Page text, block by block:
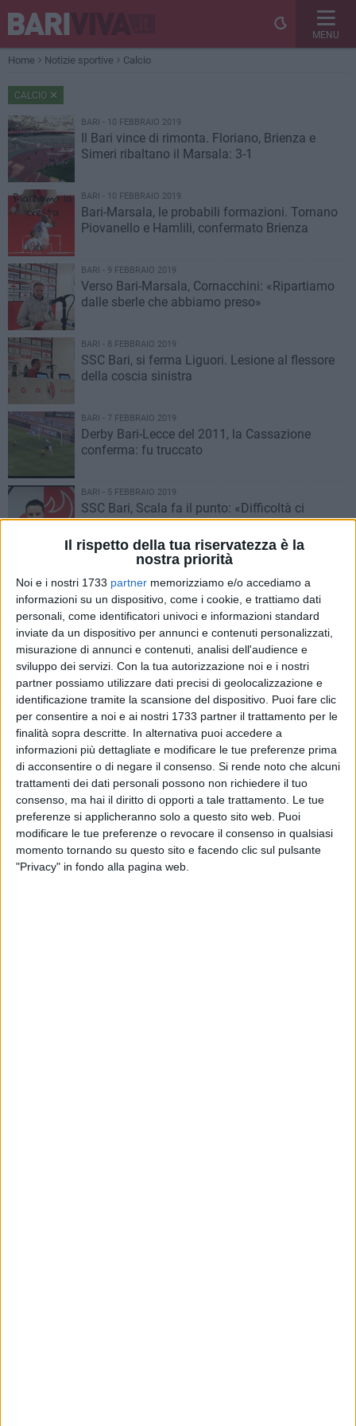
Il rispetto della tua riservatezza è la
nostra priorità
Noi e i nostri 1733 partner memorizziamo e/o accediamo a
informazioni su un dispositivo, come i cookie, e trattiamo dati
personali, come identificatori univoci e informazioni standard
inviate da un dispositivo per annunci e contenuti personalizzati,
misurazione di annunci e contenuti, analisi dell'audience e
sviluppo dei servizi. Con la tua autorizzazione noi e i nostri
partner possiamo utilizzare dati precisi di geolocalizzazione e
identificazione tramite la scansione del dispositivo. Puoi fare clic
per consentire a noi e ai nostri 1733 partner il trattamento per le
finalità sopra descritte. In alternativa puoi accedere a
informazioni più dettagliate e modificare le tue preferenze prima
di acconsentire o di negare il consenso. Si rende noto che alcuni
trattamenti dei dati personali possono non richiedere il tuo
consenso, ma hai il diritto di opporti a tale trattamento. Le tue
preferenze si applicheranno solo a questo sito web. Puoi
modificare le tue preferenze o revocare il consenso in qualsiasi
momento tornando su questo sito e facendo clic sul pulsante
"Privacy" in fondo alla pagina web.
MENU
Home Notizie sportive Calcio
CALCIO
BARI - 10 FEBBRAIO 2019
Il Bari vince di rimonta. Floriano, Brienza e
Simeri ribaltano il Marsala: 3-1
BARI - 10 FEBBRAIO 2019
Bari-Marsala, le probabili formazioni. Tornano
Piovanello e Hamlili, confermato Brienza
BARI - 9 FEBBRAIO 2019
Verso Bari-Marsala, Cornacchini: «Ripartiamo
dalle sberle che abbiamo preso»
BARI - 8 FEBBRAIO 2019
SSC Bari, si ferma Liguori. Lesione al flessore
della coscia sinistra
BARI - 7 FEBBRAIO 2019
Derby Bari-Lecce del 2011, la Cassazione
conferma: fu truccato
BARI - 5 FEBBRAIO 2019
SSC Bari, Scala fa il punto: «Difficoltà ci
stanno. Fin qui ottimo ruolino di marcia»
BARI - 5 FEBBRAIO 2019
Bari-Marsala, si gioca alle 14 del 10 febbraio
BARI - 4 FEBBRAIO 2019
Per il Bari la prova più dura. Ritrovare
"mentalità di categoria" e tornare a correre
BARI - 3 FEBBRAIO 2019
Turris-Bari 1-0, Cornacchini: «Fatto poco a
livello agonistico. Ci sono mancati gli attributi»
BARI - 3 FEBBRAIO 2019
Il Bari fallisce l'esame di maturità. Lo scontro
diretto va alla Turris: 1-0
BARI - 3 FEBBRAIO 2019
Turris-Bari, le probabili formazioni: c'è Liguori,